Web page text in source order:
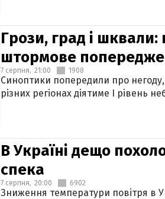
Грози, град і шквали:
штормове
7 серпня, 21:00 1908
Синоптики попередили про негоду,
різних регіонах діятиме І рівень
В Україні дещо
спека
7 серпня, 20:00 6902
Зниження температури повітря в